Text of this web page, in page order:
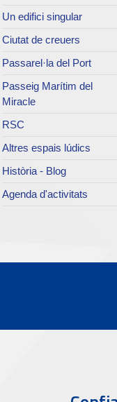
Un edifici singular
Ciutat de creuers
Passarel·la del Port
Passeig Marítim del
Miracle
RSC
Altres espais lúdics
Història - Blog
Agenda d'activitats